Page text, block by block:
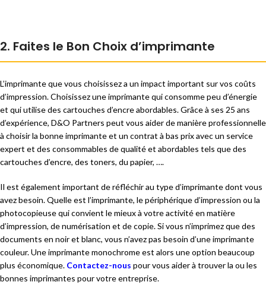
2. Faites le Bon Choix d’imprimante
L’imprimante que vous choisissez a un impact important sur vos coûts
d’impression. Choisissez une imprimante qui consomme peu d’énergie
et qui utilise des cartouches d’encre abordables. Grâce à ses 25 ans
d’expérience, D&O Partners peut vous aider de manière professionnelle
à choisir la bonne imprimante et un contrat à bas prix avec un service
expert et des consommables de qualité et abordables tels que des
cartouches d’encre, des toners, du papier, ….
Il est également important de réfléchir au type d’imprimante dont vous
avez besoin. Quelle est l’imprimante, le périphérique d’impression ou la
photocopieuse qui convient le mieux à votre activité en matière
d’impression, de numérisation et de copie. Si vous n’imprimez que des
documents en noir et blanc, vous n’avez pas besoin d’une imprimante
couleur. Une imprimante monochrome est alors une option beaucoup
plus économique. Contactez-nous pour vous aider à trouver la ou les
bonnes imprimantes pour votre entreprise.